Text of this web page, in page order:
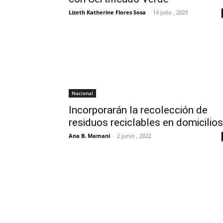
Lizeth Katherine Flores Sosa - 14 julio , 2025
Nacional
Incorporarán la recolección de
residuos reciclables en domicilios
Ana B. Mamani - 2 junio , 2022